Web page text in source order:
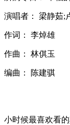
演唱者： 梁静茹;
作词： 李焯雄
作曲： 林倛玉
编曲： 陈建骐
小时候最喜欢看